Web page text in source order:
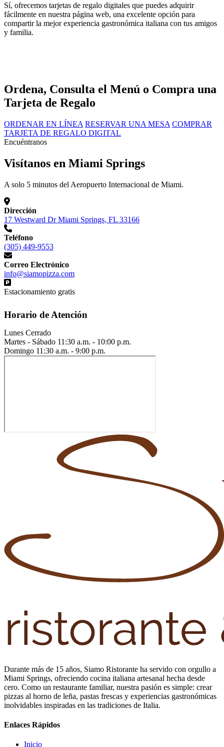
Sí, ofrecemos tarjetas de regalo digitales que puedes adquirir
fácilmente en nuestra página web, una excelente opción para
compartir la mejor experiencia gastronómica italiana con tus amigos
y familia.
Ordena, Consulta el Menú o Compra una
Tarjeta de Regalo
ORDENAR EN LÍNEA RESERVAR UNA MESA COMPRAR
TARJETA DE REGALO DIGITAL
Encuéntranos
Visítanos en Miami Springs
A solo 5 minutos del Aeropuerto Internacional de Miami.
Dirección
17 Westward Dr Miami Springs, FL 33166
Teléfono
(305) 449-9553
Correo Electrónico
info@siamopizza.com
Estacionamiento gratis
Horario de Atención
Lunes Cerrado
Martes - Sábado 11:30 a.m. - 10:00 p.m.
Domingo 11:30 a.m. - 9:00 p.m.
Durante más de 15 años, Siamo Ristorante ha servido con orgullo a
Miami Springs, ofreciendo cocina italiana artesanal hecha desde
cero. Como un restaurante familiar, nuestra pasión es simple: crear
pizzas al horno de leña, pastas frescas y experiencias gastronómicas
inolvidables inspiradas en las tradiciones de Italia.
Enlaces Rápidos
Inicio